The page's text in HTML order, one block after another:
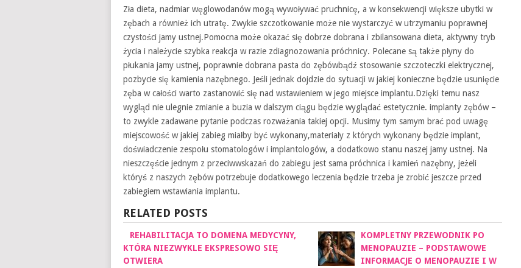
Zła dieta, nadmiar węglowodanów mogą wywoływać pruchnicę, a w konsekwencji większe ubytki w
zębach a również ich utratę. Zwykłe szczotkowanie może nie wystarczyć w utrzymaniu poprawnej
czystości jamy ustnej.Pomocna może okazać się dobrze dobrana i zbilansowana dieta, aktywny tryb
życia i należycie szybka reakcja w razie zdiagnozowania próchnicy. Polecane są także płyny do
płukania jamy ustnej, poprawnie dobrana pasta do zębówbądź stosowanie szczoteczki elektrycznej,
pozbycie się kamienia nazębnego. Jeśli jednak dojdzie do sytuacji w jakiej konieczne będzie usunięcie
zęba w całości warto zastanowić się nad wstawieniem w jego miejsce implantu.Dzięki temu nasz
wygląd nie ulegnie zmianie a buzia w dalszym ciągu będzie wyglądać estetycznie. implanty zębów –
to zwykle zadawane pytanie podczas rozważania takiej opcji. Musimy tym samym brać pod uwagę
miejscowość w jakiej zabieg miałby być wykonany,materiały z których wykonany będzie implant,
doświadczenie zespołu stomatologów i implantologów, a dodatkowo stanu naszej jamy ustnej. Na
nieszczęście jednym z przeciwwskazań do zabiegu jest sama próchnica i kamień nazębny, jeżeli
któryś z naszych zębów potrzebuje dodatkowego leczenia będzie trzeba je zrobić jeszcze przed
zabiegiem wstawiania implantu.
RELATED POSTS
REHABILITACJA TO DOMENA MEDYCYNY,
KTÓRA NIEZWYKLE EKSPRESOWO SIĘ
OTWIERA
KOMPLETNY PRZEWODNIK PO
MENOPAUZIE – PODSTAWOWE
INFORMACJE O MENOPAUZIE I W